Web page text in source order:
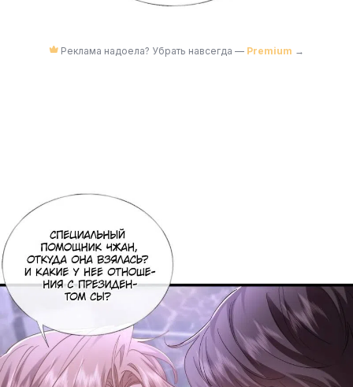
Реклама надоела? Убрать навсегда — Premium →